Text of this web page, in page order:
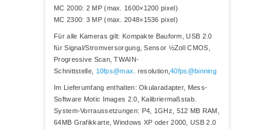
MC 2000: 2 MP (max. 1600×1200 pixel)
MC 2300: 3 MP (max. 2048×1536 pixel)
Für alle Kameras gilt: Kompakte Bauform, USB 2.0
für Signal/Stromversorgung, Sensor ½Zoll CMOS,
Progressive Scan, TWAIN-
Schnittstelle,
10fps@max . resolution,40fps@binning
Im Lieferumfang enthalten: Okularadapter, Mess-
Software Motic Images 2.0, Kalibriermaßstab.
System-Vorraussetzungen: P4, 1GHz, 512 MB RAM,
64MB Grafikkarte, Windows XP oder 2000, USB 2.0